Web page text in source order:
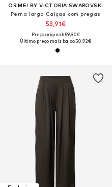
ORIMEI BY VICTORIA SWAROVSKI
Perna larga Calças com pregas
53,91€
Preço original: 59,90€
Último preço mais baixo:50,92€